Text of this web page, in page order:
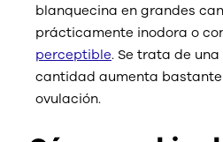
blanquecina en grandes
prácticamente inodora o
perceptible. Se trata de
cantidad aumenta
ovulación.